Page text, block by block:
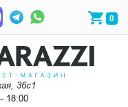
0
36с1
18:00